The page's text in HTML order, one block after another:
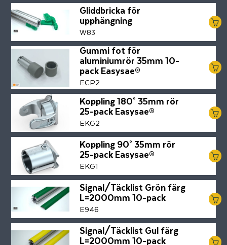
Gliddbricka för
upphängning
W83
Gummi fot för
aluminiumrör 35mm 10-
pack Easysae®
ECP2
Koppling 180° 35mm rör
25-pack Easysae®
EKG2
Koppling 90° 35mm rör
25-pack Easysae®
EKG1
Signal/Täcklist Grön färg
L=2000mm 10-pack
E946
Signal/Täcklist Gul färg
L=2000mm 10-pack